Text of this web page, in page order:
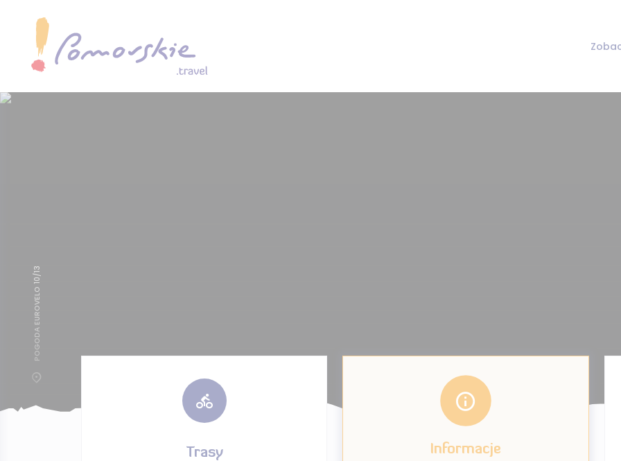
POGODA EUROVELO 10/13
Trasy Informacje